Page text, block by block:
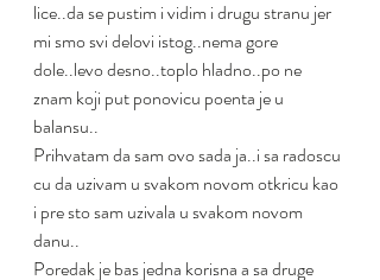
lice..da se pustim i vidim i drugu stranu jer
mi smo svi delovi istog..nema gore
dole..levo desno..toplo hladno..po ne
znam koji put ponovicu poenta je u
balansu..
Prihvatam da sam ovo sada ja..i sa radoscu
cu da uzivam u svakom novom otkricu kao
i pre sto sam uzivala u svakom novom
danu..
Poredak je bas jedna korisna a sa druge